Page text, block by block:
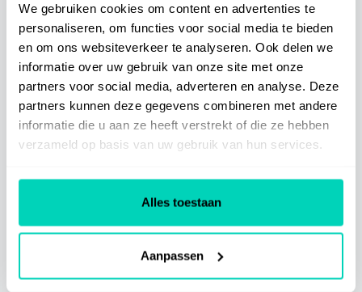
We gebruiken cookies om content en advertenties te
personaliseren, om functies voor social media te bieden
en om ons websiteverkeer te analyseren. Ook delen we
informatie over uw gebruik van onze site met onze
partners voor social media, adverteren en analyse. Deze
partners kunnen deze gegevens combineren met andere
informatie die u aan ze heeft verstrekt of die ze hebben
verzameld op basis van uw gebruik van hun services.
Alles toestaan
Aanpassen
In tijden van digitalisering, personeelstekort en
hybride samenwerking is dat geen luxe. Het is een
voorwaarde voor continuïteit en veerkracht.
Van kennis vastleggen naar kennis
laten leven
Kennisdeling is geen project met een einddatum,
die mentaliteit omarmen, ontstaat een cultuur
waarin kennis zich vanzelf verspreidt. Niet als iets
Van ad hoc naar gestructureerd gaan betekent niet
méér vastleggen, maar slimmer: weten wat ertoe